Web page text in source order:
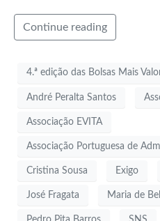
Continue reading
4.ª edição das Bolsas Mais
André Peralta Santos
Associação EVITA
Associação Portuguesa de
Cristina Sousa Exigo
José Fragata Maria de